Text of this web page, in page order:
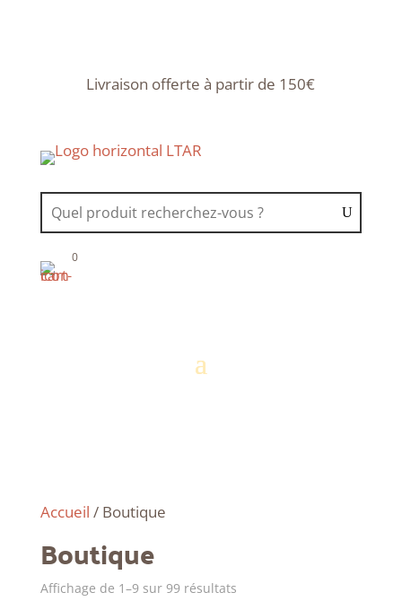
Livraison offerte à partir de 150€
0
Accueil / Boutique
Boutique
Affichage de 1–9 sur 99 résultats